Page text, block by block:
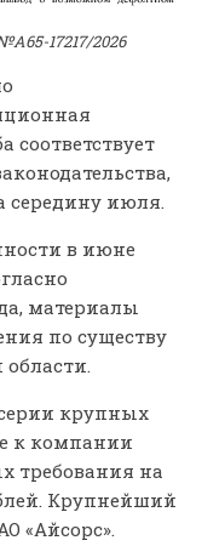
17217/2026
соответствует
середину июля.
в июне
материалы
по существу
крупных
к компании
требования на
Крупнейший
«Айсорс».